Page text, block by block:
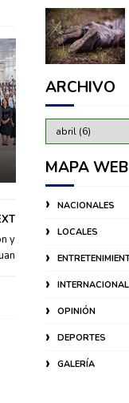
y
ARCHIVO
MAPA WEB
NACIONALES
LOCALES
OPINIÓN
DEPORTES
GALERÍA